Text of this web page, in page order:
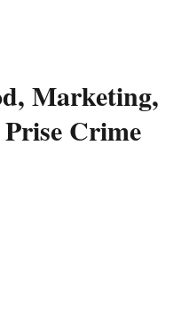
Marketing,
Crime